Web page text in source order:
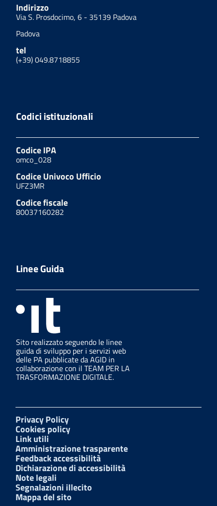
Indirizzo
Via S. Prosdocimo, 6 - 35139 Padova
Padova
tel
(+39) 049.8718855
Codici istituzionali
Codice IPA
omco_028
Codice Univoco Ufficio
UFZ3MR
Codice fiscale
80037160282
Linee Guida
Sito realizzato seguendo le linee
guida di sviluppo per i servizi web
delle PA pubblicate da AGID in
collaborazione con il TEAM PER LA
TRASFORMAZIONE DIGITALE.
Privacy Policy
Cookies policy
Link utili
Amministrazione trasparente
Feedback accessibilità
Dichiarazione di accessibilità
Note legali
Segnalazioni illecito
Mappa del sito